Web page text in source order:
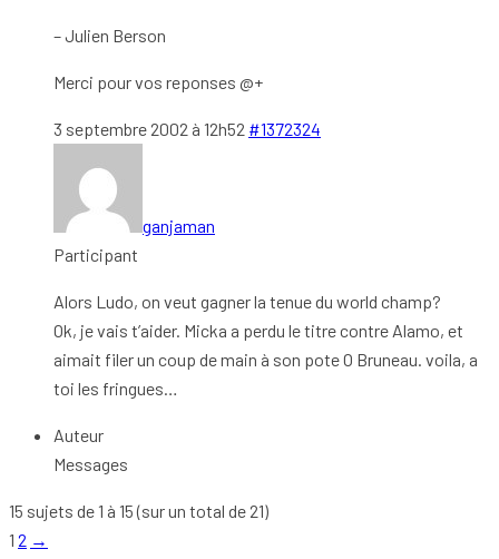
– Julien Berson
Merci pour vos reponses @+
3 septembre 2002 à 12h52 #1372324
ganjaman
Participant
Alors Ludo, on veut gagner la tenue du world champ?
Ok, je vais t’aider. Micka a perdu le titre contre Alamo, et
aimait filer un coup de main à son pote O Bruneau. voila, a
toi les fringues…
Auteur
Messages
15 sujets de 1 à 15 (sur un total de 21)
1 2 →